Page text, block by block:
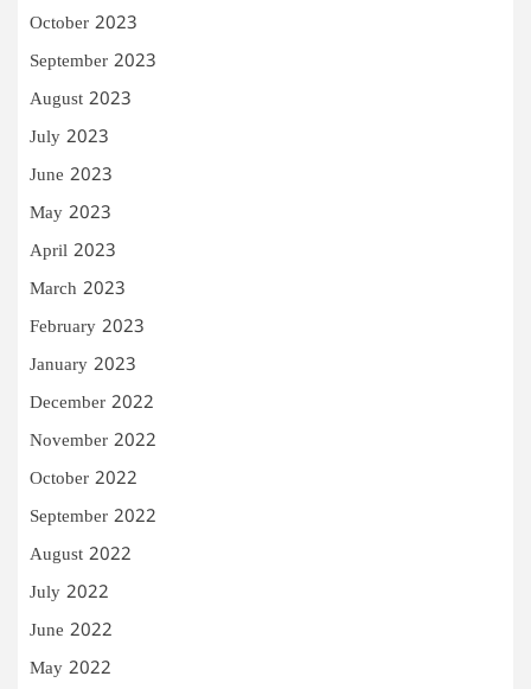
October 2023
September 2023
August 2023
July 2023
June 2023
May 2023
April 2023
March 2023
February 2023
January 2023
December 2022
November 2022
October 2022
September 2022
August 2022
July 2022
June 2022
May 2022